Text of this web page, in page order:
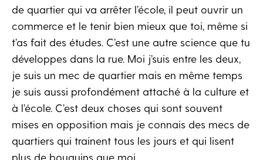
de quartier qui va arrêter l’école, il peut ouvrir un
commerce et le tenir bien mieux que toi, même si
t’as fait des études. C’est une autre science que tu
développes dans la rue. Moi j’suis entre les deux,
je suis un mec de quartier mais en même temps
je suis aussi profondément attaché à la culture et
à l’école. C’est deux choses qui sont souvent
mises en opposition mais je connais des mecs de
quartiers qui trainent tous les jours et qui lisent
plus de bouquins que moi.